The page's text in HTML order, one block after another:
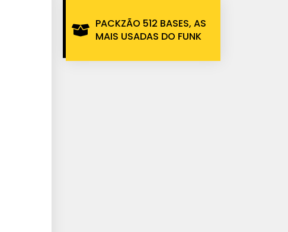
PACKZÃO 512 BASES, AS
MAIS USADAS DO FUNK